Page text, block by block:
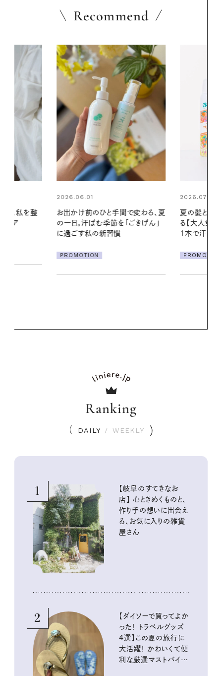
Recommend
変わる、夏
ごきげん」
2026.07.24
夏の髪と心が瞬時にリフレッシュす
る【大人気のドライシャンプー】 この
1本で汗ばむ季節も一日中心地よく
PROMOTION
2026.06.01
真夏に向け
やりジェルと
地よくうるお
PROMOTION
Ranking
DAILY / WEEKLY
1
【岐阜のすてきなお
店】 心ときめくものと、
作り手の想いに出会え
る、お気に入りの雑貨
屋さん
2
【ダイソーで買ってよか
った！ トラベルグッズ
4選】この夏の旅行に
大活躍！ かわいくて便
利な厳選マストバイア